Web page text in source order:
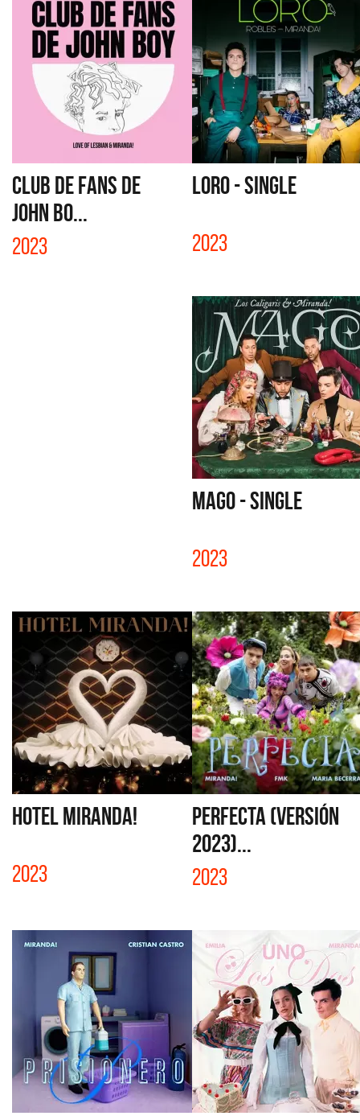
CLUB DE FANS DE
JOHN BO...
2023
LORO - SINGLE
2023
MAGO - SINGLE
2023
HOTEL MIRANDA!
2023
PERFECTA (VERSIÓN
2023)...
2023